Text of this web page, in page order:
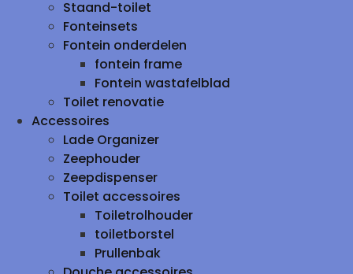
Staand-toilet
Fonteinsets
Fontein onderdelen
fontein frame
Fontein wastafelblad
Toilet renovatie
Accessoires
Lade Organizer
Zeephouder
Zeepdispenser
Toilet accessoires
Toiletrolhouder
toiletborstel
Prullenbak